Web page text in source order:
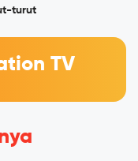
turut
TV